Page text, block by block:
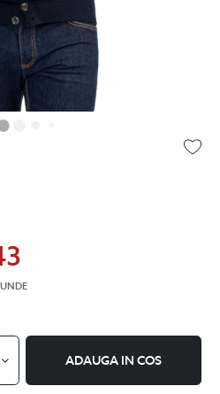
ADAUGA IN COS